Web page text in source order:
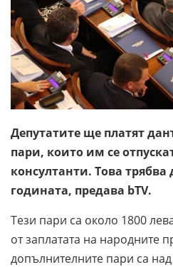
Депутатите ще платят
пари, които им се
консултанти. Това трябва
годината, предава bTV.
Тези пари са около 1800
от заплатата на народните
допълнителните пари са над